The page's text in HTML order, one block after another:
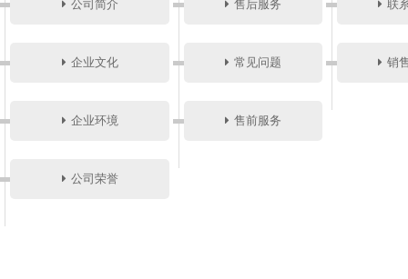
公司简介
企业文化
企业环境
公司荣誉
售后服务
常见问题
售前服务
联
销